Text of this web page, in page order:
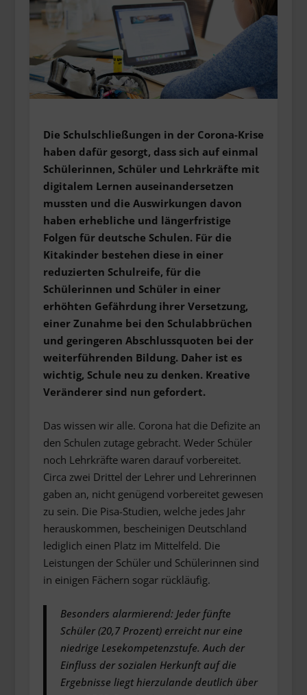
Die Schulschließungen in der Corona-Krise
haben dafür gesorgt, dass sich auf einmal
Schülerinnen, Schüler und Lehrkräfte mit
digitalem Lernen auseinandersetzen
mussten und die Auswirkungen davon
haben erhebliche und längerfristige
Folgen für deutsche Schulen. Für die
Kitakinder bestehen diese in einer
reduzierten Schulreife, für die
Schülerinnen und Schüler in einer
erhöhten Gefährdung ihrer Versetzung,
einer Zunahme bei den Schulabbrüchen
und geringeren Abschlussquoten bei der
weiterführenden Bildung. Daher ist es
wichtig, Schule neu zu denken. Kreative
Veränderer sind nun gefordert.
Das wissen wir alle. Corona hat die Defizite an
den Schulen zutage gebracht. Weder Schüler
noch Lehrkräfte waren darauf vorbereitet.
Circa zwei Drittel der Lehrer und Lehrerinnen
gaben an, nicht genügend vorbereitet gewesen
zu sein. Die Pisa-Studien, welche jedes Jahr
herauskommen, bescheinigen Deutschland
lediglich einen Platz im Mittelfeld. Die
Leistungen der Schüler und Schülerinnen sind
in einigen Fächern sogar rückläufig.
Besonders alarmierend: Jeder fünfte
Schüler (20,7 Prozent) erreicht nur eine
niedrige Lesekompetenzstufe. Auch der
Einfluss der sozialen Herkunft auf die
Ergebnisse liegt hierzulande deutlich über